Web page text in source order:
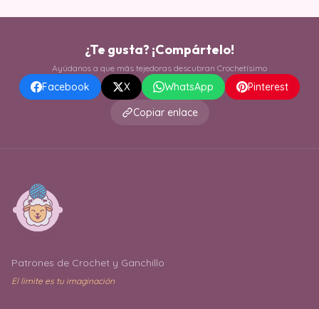
¿Te gusta? ¡Compártelo!
Ayúdanos a que más tejedoras descubran Crochetísimo
Facebook X WhatsApp
Pinterest
Copiar enlace
Patrones de Crochet y Ganchillo
El límite es tu imaginación